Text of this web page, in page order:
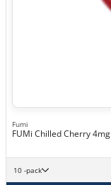
Fumi
FUMi Chilled Cherry 4mg
10 -pack